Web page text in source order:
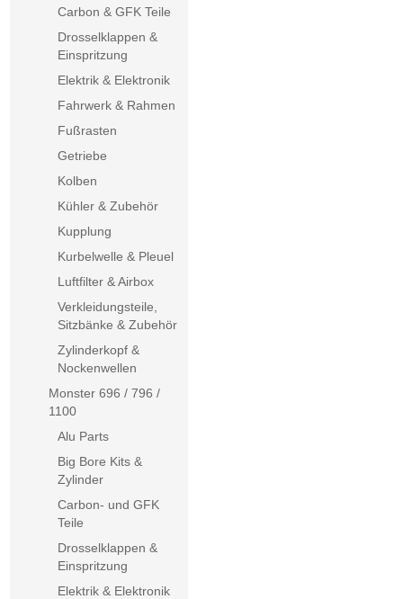
Carbon & GFK Teile
Drosselklappen &
Einspritzung
Elektrik & Elektronik
Fahrwerk & Rahmen
Fußrasten
Getriebe
Kolben
Kühler & Zubehör
Kupplung
Kurbelwelle & Pleuel
Luftfilter & Airbox
Verkleidungsteile,
Sitzbänke & Zubehör
Zylinderkopf &
Nockenwellen
Monster 696 / 796 /
1100
Alu Parts
Big Bore Kits &
Zylinder
Carbon- und GFK
Teile
Drosselklappen &
Einspritzung
Elektrik & Elektronik